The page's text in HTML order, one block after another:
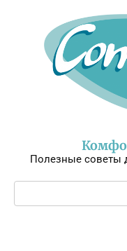
Полезные советы
Поиск: